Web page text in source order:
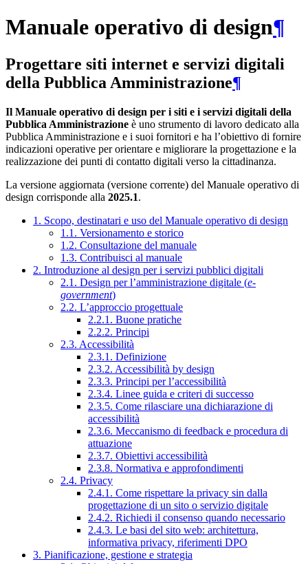
Manuale operativo di design¶
Progettare siti internet e servizi digitali
della Pubblica Amministrazione¶
Il Manuale operativo di design per i siti e i servizi digitali della
Pubblica Amministrazione è uno strumento di lavoro dedicato alla
Pubblica Amministrazione e i suoi fornitori e ha l’obiettivo di fornire
indicazioni operative per orientare e migliorare la progettazione e la
realizzazione dei punti di contatto digitali verso la cittadinanza.
La versione aggiornata (versione corrente) del Manuale operativo di
design corrisponde alla 2025.1.
1. Scopo, destinatari e uso del Manuale operativo di design
1.1. Versionamento e storico
1.2. Consultazione del manuale
1.3. Contribuisci al manuale
2. Introduzione al design per i servizi pubblici digitali
2.1. Design per l’amministrazione digitale (e-
government)
2.2. L’approccio progettuale
2.2.1. Buone pratiche
2.2.2. Principi
2.3. Accessibilità
2.3.1. Definizione
2.3.2. Accessibilità by design
2.3.3. Principi per l’accessibilità
2.3.4. Linee guida e criteri di successo
2.3.5. Come rilasciare una dichiarazione di
accessibilità
2.3.6. Meccanismo di feedback e procedura di
attuazione
2.3.7. Obiettivi accessibilità
2.3.8. Normativa e approfondimenti
2.4. Privacy
2.4.1. Come rispettare la privacy sin dalla
progettazione di un sito o servizio digitale
2.4.2. Richiedi il consenso quando necessario
2.4.3. Le basi del sito web: architettura,
informativa privacy, riferimenti DPO
3. Pianificazione, gestione e strategia